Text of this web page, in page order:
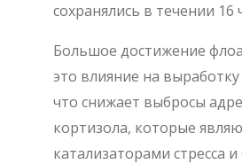
сохранялись в течении 16
Большое достижение
это влияние на
что снижает выбросы
кортизола, которые
катализаторами стресса